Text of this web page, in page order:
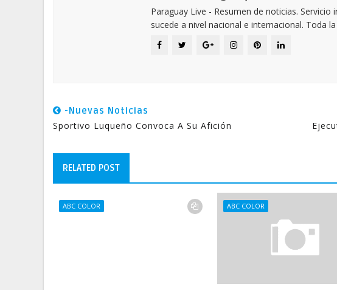
Paraguay Live - Resumen de noticias.
sucede a nivel nacional e internacional. Toda
-Nuevas Noticias
Sportivo Luqueño Convoca A Su Afición
RELATED POST
ABC COLOR ABC COLOR